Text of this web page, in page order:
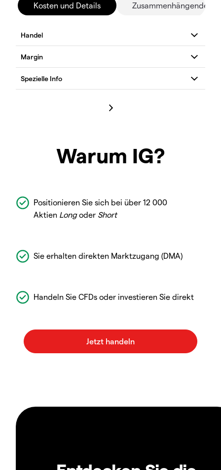
Kosten und Details Zusammenhängende
Warum IG?
Positionieren Sie sich bei über 12 000
Aktien Longoder Short
Sie erhalten direkten Marktzugang (DMA)
Handeln Sie CFDs oder investieren Sie direkt